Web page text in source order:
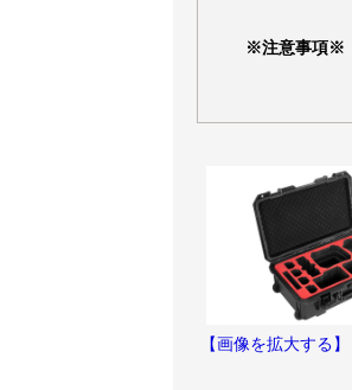
※注意事項※
【画像を拡大する】